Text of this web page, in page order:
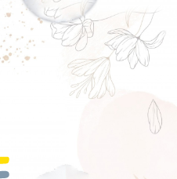
Перейти
к
содержанию